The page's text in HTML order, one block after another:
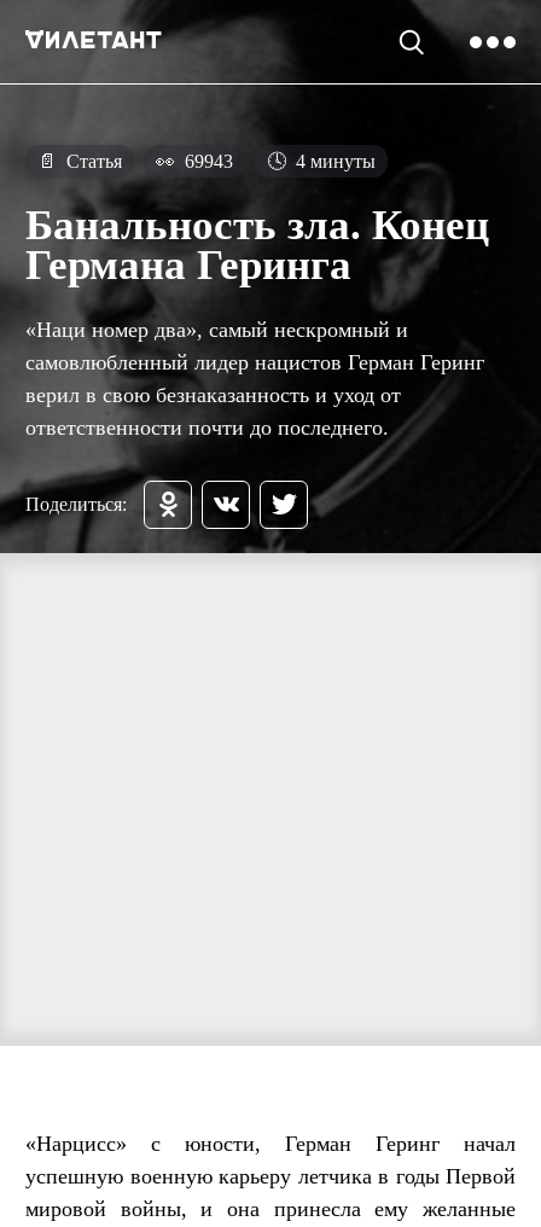
📄 Статья 👀 69943 🕓 4 минуты
Банальность зла. Конец
Германа Геринга
«Наци номер два», самый нескромный и
самовлюбленный лидер нацистов Герман Геринг
верил в свою безнаказанность и уход от
ответственности почти до последнего.
Поделиться:
«Нарцисс» с юности, Герман Геринг начал
успешную военную карьеру летчика в годы Первой
мировой войны, и она принесла ему желанные